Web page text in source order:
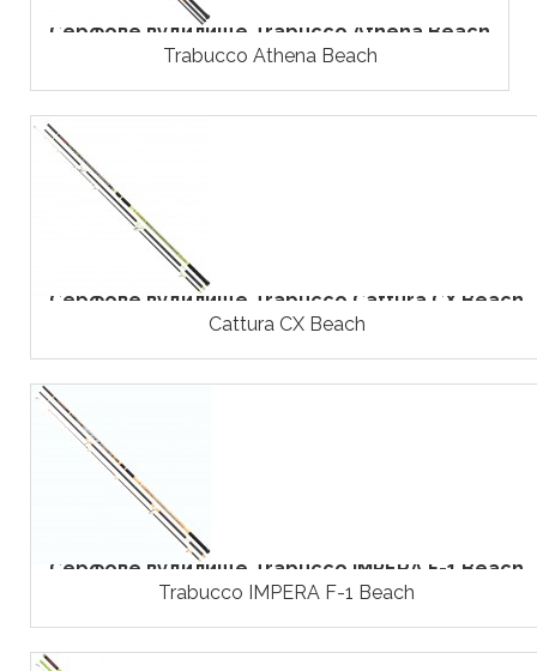
Серфове вудилище Trabucco Athena Beach
Trabucco Athena Beach
Серфове вудилище Trabucco Cattura CX Beach
Cattura CX Beach
Серфове вудилище Trabucco IMPERA F-1 Beach
Trabucco IMPERA F-1 Beach